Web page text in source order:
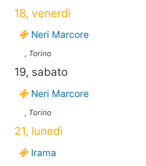
18, venerdì
Neri Marcore
, Torino
19, sabato
Neri Marcore
, Torino
21, lunedì
Irama